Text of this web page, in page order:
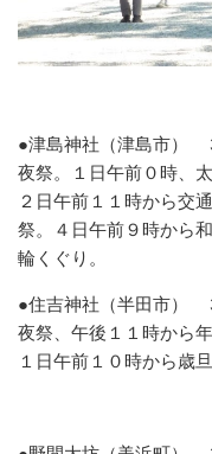
●津島神社（津島市）
夜祭。１日午前０時、
２日午前１１時から交
祭。４日午前９時から
輪くぐり。
●住吉神社（半田市）
夜祭、午後１１時から
１日午前１０時から歳旦